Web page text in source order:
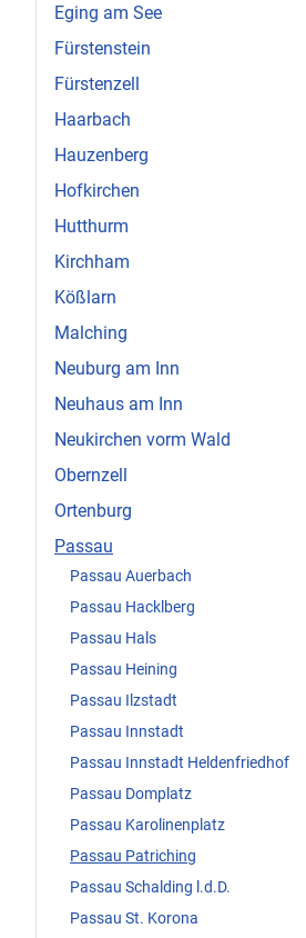
Eging am See
Fürstenstein
Fürstenzell
Haarbach
Hauzenberg
Hofkirchen
Hutthurm
Kirchham
Kößlarn
Malching
Neuburg am Inn
Neuhaus am Inn
Neukirchen vorm Wald
Obernzell
Ortenburg
Passau
Passau Auerbach
Passau Hacklberg
Passau Hals
Passau Heining
Passau Ilzstadt
Passau Innstadt
Passau Innstadt Heldenfriedhof
Passau Domplatz
Passau Karolinenplatz
Passau Patriching
Passau Schalding l.d.D.
Passau St. Korona